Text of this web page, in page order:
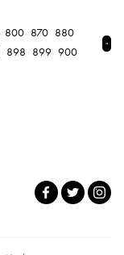
800 870 880
898 899 900